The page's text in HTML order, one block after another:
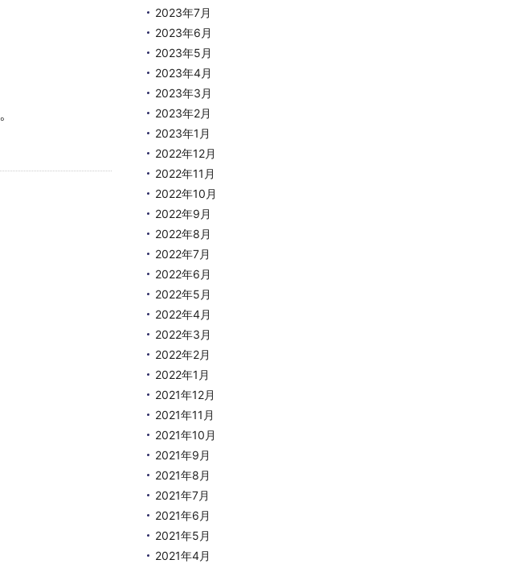
2023年7月
2023年6月
2023年5月
2023年4月
2023年3月
2023年2月
2023年1月
2022年12月
2022年11月
2022年10月
2022年9月
2022年8月
2022年7月
2022年6月
2022年5月
2022年4月
2022年3月
2022年2月
2022年1月
2021年12月
2021年11月
2021年10月
2021年9月
2021年8月
2021年7月
2021年6月
2021年5月
2021年4月